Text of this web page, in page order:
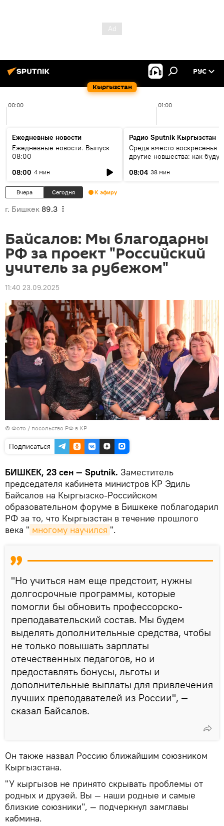
Кыргызстан
РУС
00:00 01:00
Ежедневные новости
Ежедневные новости. Выпуск
08:00
08:00 4 мин
Радио Sputnik Кыргызстан
Среда вместо воскресенья и
другие новшества: как будут
08:04 38 мин
Вчера Сегодня К эфиру
г. Бишкек 89.3
Байсалов: Мы благодарны
РФ за проект "Российский
учитель за рубежом"
11:40 23.09.2025
© Фото / посольство РФ в КР
Подписаться
БИШКЕК, 23 сен — Sputnik. Заместитель
председателя кабинета министров КР Эдиль
Байсалов на Кыргызско-Российском
образовательном форуме в Бишкеке поблагодарил
РФ за то, что Кыргызстан в течение прошлого
века " многому научился ".
"Но учиться нам еще предстоит, нужны
долгосрочные программы, которые
помогли бы обновить профессорско-
преподавательский состав. Мы будем
выделять дополнительные средства, чтобы
не только повышать зарплаты
отечественных педагогов, но и
предоставлять бонусы, льготы и
дополнительные выплаты для привлечения
лучших преподавателей из России", —
сказал Байсалов.
Он также назвал Россию ближайшим союзником
Кыргызстана.
"У кыргызов не принято скрывать проблемы от
родных и друзей. Вы — наши родные и самые
близкие союзники", — подчеркнул замглавы
кабмина.